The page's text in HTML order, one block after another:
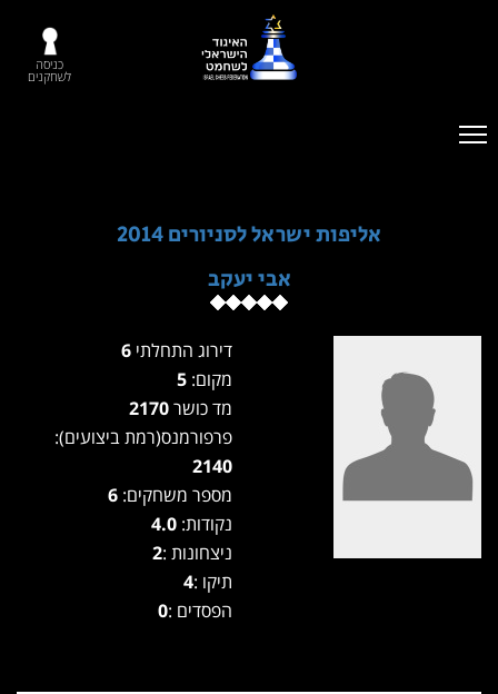
כניסה
לשחקנים
אליפות ישראל לסניורים 2014
אבי יעקב
דירוג התחלתי
מקום:
מד כושר
פרפורמנס(רמת ביצועים):
2140
מספר משחקים:
נקודות: 4.0
ניצחונות :2
תיקו :4
הפסדים :0